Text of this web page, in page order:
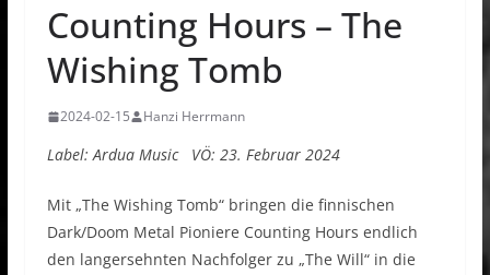
Counting Hours – The
Wishing Tomb
2024-02-15 Hanzi Herrmann
Label: Ardua Music VÖ: 23. Februar 2024
Mit „The Wishing Tomb“ bringen die finnischen
Dark/Doom Metal Pioniere Counting Hours endlich
den langersehnten Nachfolger zu „The Will“ in die